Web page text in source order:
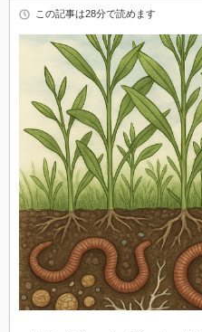
この記事は28分で読めます